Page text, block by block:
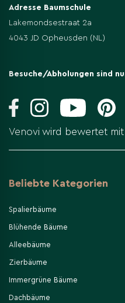
Adresse Baumschule
Lakemondsestraat 2a
4043 JD Opheusden (NL)
Besuche/Abholungen sind
Venovi wird bewertet
Beliebte Kategorien
Spalierbäume
Blühende Bäume
Alleebäume
Zierbäume
Immergrüne Bäume
Dachbäume